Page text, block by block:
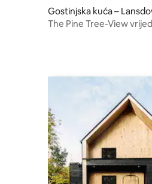
Gostinjska kuća –
The Pine Tree-View